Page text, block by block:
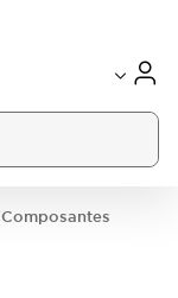
Composantes